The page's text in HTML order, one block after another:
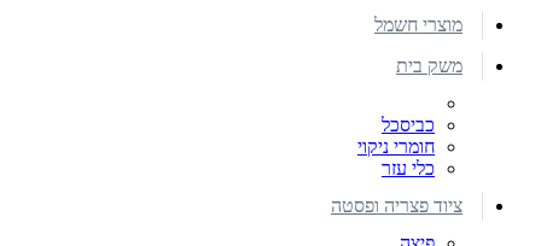
מוצרי חשמל
משק בית
כביסכל
חומרי ניקוי
כלי עזר
ציוד פצריה ופסטה